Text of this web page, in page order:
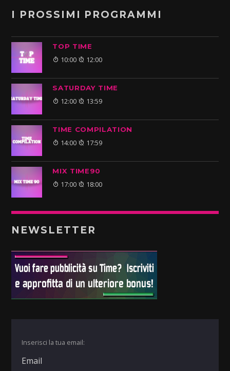
I PROSSIMI PROGRAMMI
TOP TIME
10:00 12:00
SATURDAY TIME
12:00 13:59
TIME COMPILATION
14:00 17:59
MIX TIME90
17:00 18:00
NEWSLETTER
Inserisci la tua email: